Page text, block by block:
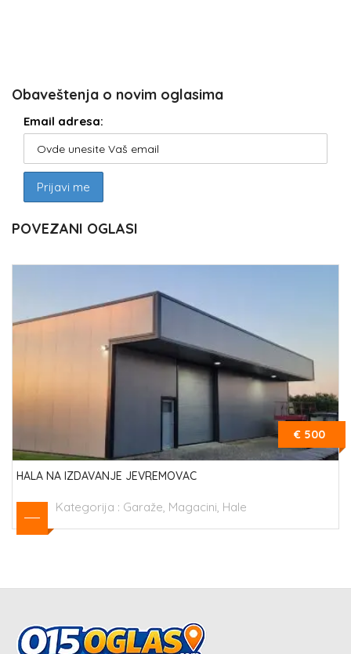
Obaveštenja o novim oglasima
Email adresa:
POVEZANI OGLASI
€ 500
HALA NA IZDAVANJE JEVREMOVAC
Kategorija : Garaže, Magacini, Hale